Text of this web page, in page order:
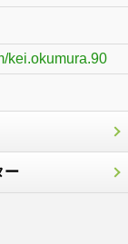
kei.okumura.90
ー